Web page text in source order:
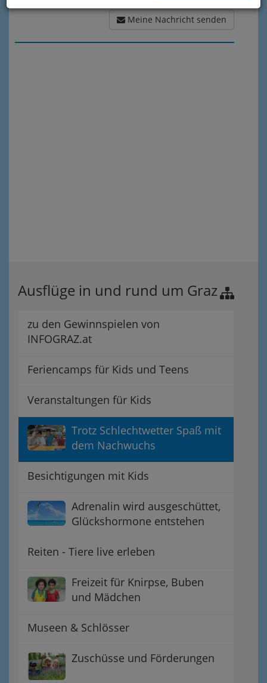
Meine Nachricht senden
Ausflüge in und rund um Graz
zu den Gewinnspielen von
INFOGRAZ.at
Feriencamps für Kids und Teens
Veranstaltungen für Kids
Trotz Schlechtwetter Spaß mit
dem Nachwuchs
Besichtigungen mit Kids
Adrenalin wird ausgeschüttet,
Glückshormone entstehen
Reiten - Tiere live erleben
Freizeit für Knirpse, Buben
und Mädchen
Museen & Schlösser
Zuschüsse und Förderungen